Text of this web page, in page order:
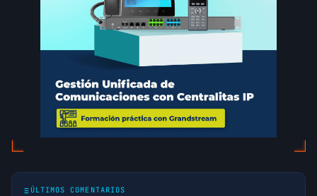
ÚLTIMOS COMENTARIOS